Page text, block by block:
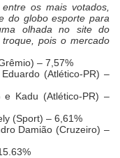
os mais votados,
do globo esporte para
olhada no site do
pois o mercado
– 7,57%
(Atlético-PR) –
Kadu (Atlético-PR) –
(Sport) – 6,61%
Damião (Cruzeiro) –